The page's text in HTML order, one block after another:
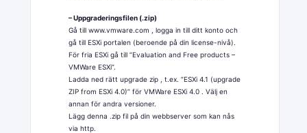
– Uppgraderingsfilen (.zip)
Gå till www.vmware.com , logga in till ditt konto och
gå till ESXi portalen (beroende på din license-nivå).
För fria ESXi gå till ”Evaluation and Free products –
VMWare ESXi”.
Ladda ned rätt upgrade zip , t.ex. ”ESXi 4.1 (upgrade
ZIP from ESXi 4.0)” för VMWare ESXi 4.0 . Välj en
annan för andra versioner.
Lägg denna .zip fil på din webbserver som kan nås
via http.